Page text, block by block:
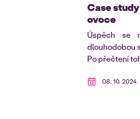
Case
ovoce
Úspěch se
dlouhodobou
Po přečtení
08. 10. 2024